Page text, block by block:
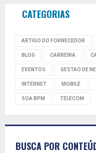
CATEGORIAS
ARTIGO DO FORNECEDOR
BLOG CARREIRA
EVENTOS GESTAO DE
INTERNET MOBILE
SOA BPM TELECOM
BUSCA POR